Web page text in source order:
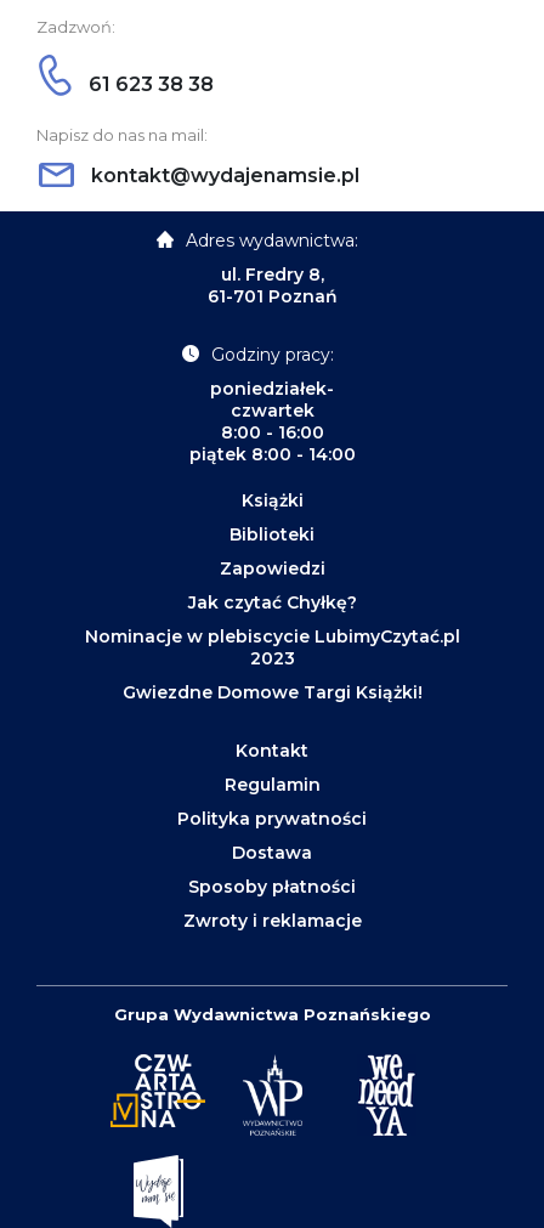
Zadzwoń:
61 623 38 38
Napisz do nas na mail:
kontakt@wydajenamsie.pl
Adres wydawnictwa:
ul. Fredry 8,
61-701 Poznań
Godziny pracy:
poniedziałek-
czwartek
8:00 - 16:00
piątek 8:00 - 14:00
Książki
Biblioteki
Zapowiedzi
Jak czytać Chyłkę?
Nominacje w plebiscycie LubimyCzytać.pl
2023
Gwiezdne Domowe Targi Książki!
Kontakt
Regulamin
Polityka prywatności
Dostawa
Sposoby płatności
Zwroty i reklamacje
Grupa Wydawnictwa Poznańskiego